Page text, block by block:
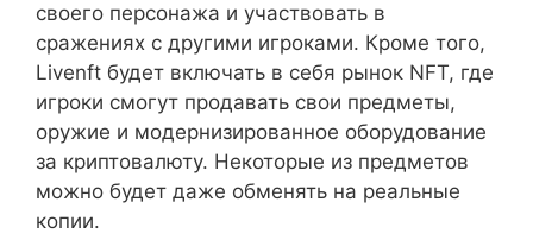
своего персонажа и участвовать в
сражениях с другими игроками. Кроме того,
Livenft будет включать в себя рынок NFT, где
игроки смогут продавать свои предметы,
оружие и модернизированное оборудование
за криптовалюту. Некоторые из предметов
можно будет даже обменять на реальные
копии.